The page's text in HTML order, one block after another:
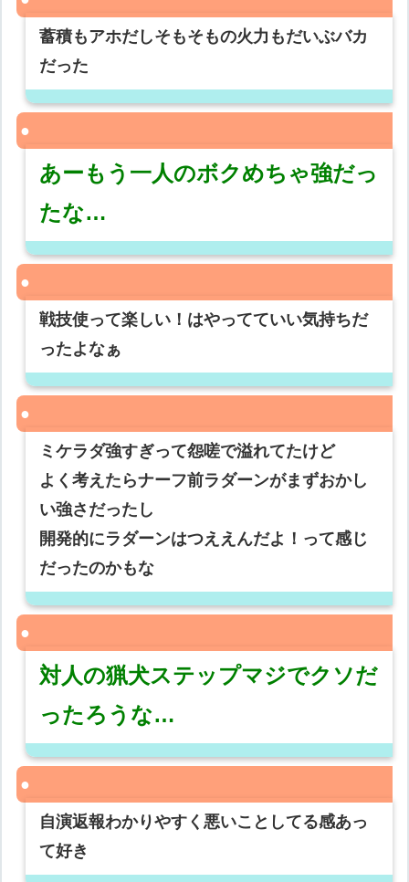
蓄積もアホだしそもそもの火力もだいぶバカ
だった
あーもう一人のボクめちゃ強だっ
たな…
戦技使って楽しい！はやってていい気持ちだ
ったよなぁ
ミケラダ強すぎって怨嗟で溢れてたけど
よく考えたらナーフ前ラダーンがまずおかし
い強さだったし
開発的にラダーンはつええんだよ！って感じ
だったのかもな
対人の猟犬ステップマジでクソだ
ったろうな…
自演返報わかりやすく悪いことしてる感あっ
て好き